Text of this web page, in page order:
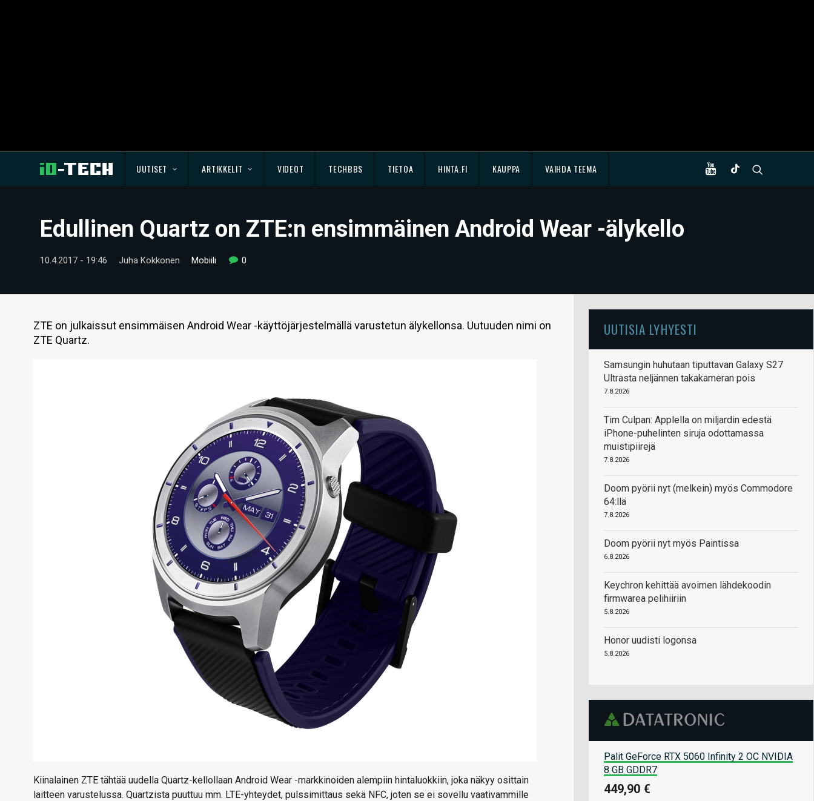
UUTISET ARTIKKELIT VIDEOT TECHBBS TIETOA HINTA.FI KAUPPA VAIHDA TEEMA
Edullinen Quartz on ZTE:n ensimmäinen Android Wear -älykello
10.4.2017 - 19:46 Juha Kokkonen Mobiili 0
ZTE on julkaissut ensimmäisen Android Wear -käyttöjärjestelmällä varustetun älykellonsa. Uutuuden nimi on
ZTE Quartz.
Kiinalainen ZTE tähtää uudella Quartz-kellollaan Android Wear -markkinoiden alempiin hintaluokkiin, joka näkyy osittain
laitteen varustelussa. Quartzista puuttuu mm. LTE-yhteydet, pulssimittaus sekä NFC, joten se ei sovellu vaativammille
UUTISIA LYHYESTI
Samsungin huhutaan tiputtavan Galaxy S27
Ultrasta neljännen takakameran pois
7.8.2026
Tim Culpan: Applella on miljardin edestä
iPhone-puhelinten siruja odottamassa
muistipiirejä
7.8.2026
Doom pyörii nyt (melkein) myös Commodore
64:llä
7.8.2026
Doom pyörii nyt myös Paintissa
6.8.2026
Keychron kehittää avoimen lähdekoodin
firmwarea pelihiiriin
5.8.2026
Honor uudisti logonsa
5.8.2026
Palit GeForce RTX 5060 Infinity 2 OC NVIDIA
8 GB GDDR7
449,90 €